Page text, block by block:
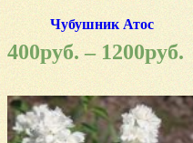
Чубушник Атос
400руб.– 1200руб.